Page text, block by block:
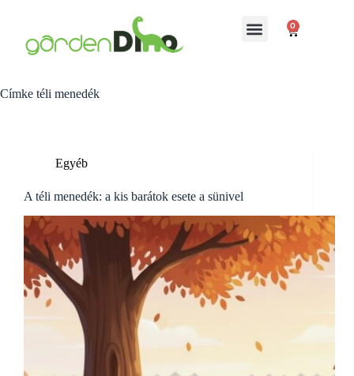
0
Címke téli menedék
Egyéb
A téli menedék: a kis barátok esete a sünivel